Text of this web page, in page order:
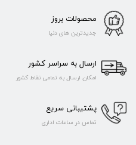
محصولات بروز
جدیدترین های دنیا
ارسال به سراسر کشور
امکان ارسال به تمامی نقاط کشور
پشتیبانی سریع
تماس در ساعات اداری